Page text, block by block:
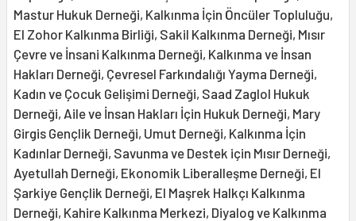
Mastur Hukuk Derneği, Kalkınma İçin Öncüler Topluluğu,
El Zohor Kalkınma Birliği, Sakil Kalkınma Derneği, Mısır
Çevre ve İnsani Kalkınma Derneği, Kalkınma ve İnsan
Hakları Derneği, Çevresel Farkındalığı Yayma Derneği,
Kadın ve Çocuk Gelişimi Derneği, Saad Zaglol Hukuk
Derneği, Aile ve İnsan Hakları İçin Hukuk Derneği, Mary
Girgis Gençlik Derneği, Umut Derneği, Kalkınma İçin
Kadınlar Derneği, Savunma ve Destek için Mısır Derneği,
Ayetullah Derneği, Ekonomik Liberalleşme Derneği, El
Şarkiye Gençlik Derneği, El Maşrek Halkçı Kalkınma
Derneği, Kahire Kalkınma Merkezi, Diyalog ve Kalkınma